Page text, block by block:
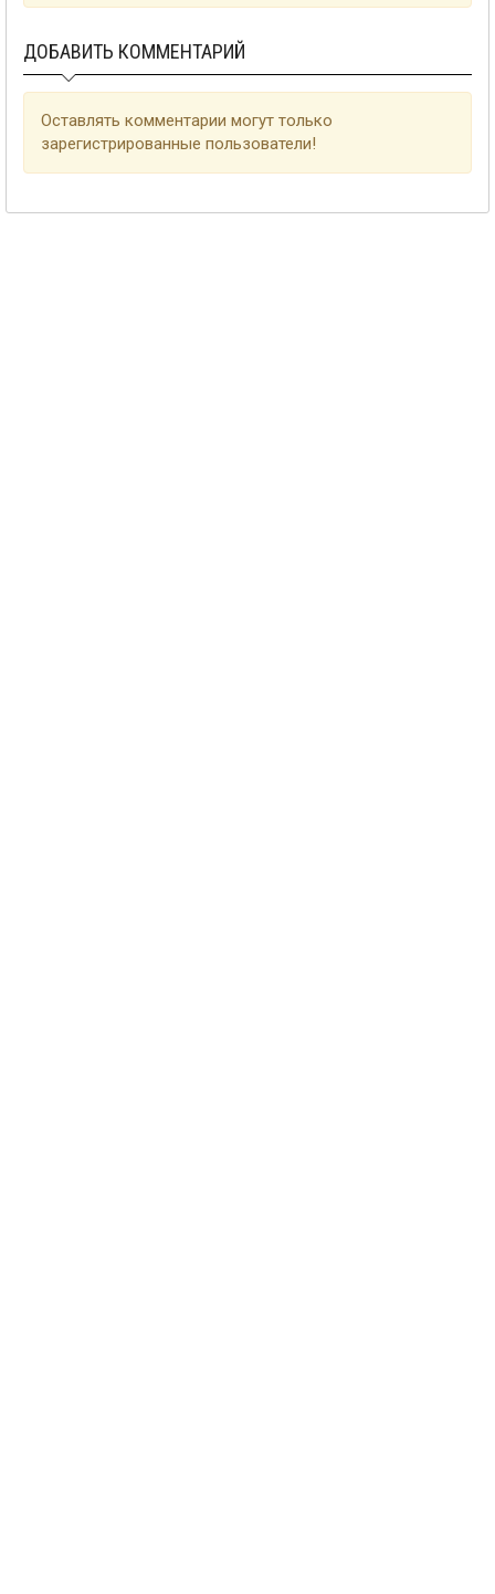
ДОБАВИТЬ КОММЕНТАРИЙ
Оставлять комментарии могут только
зарегистрированные пользователи!